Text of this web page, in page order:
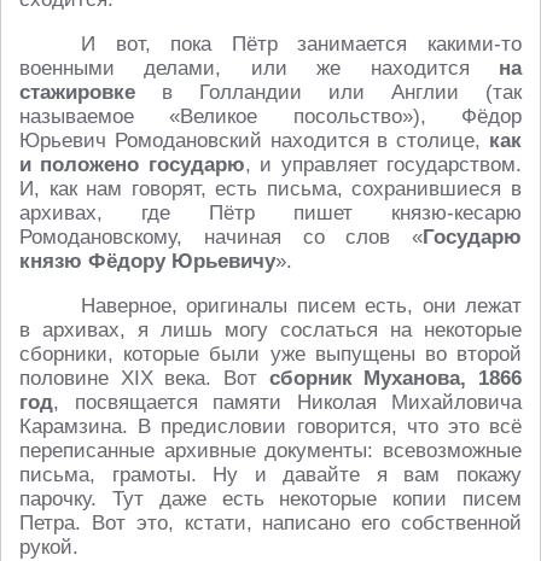
И вот, пока Пётр занимается какими-то
военными делами, или же находится на
стажировке в Голландии или Англии (так
называемое «Великое посольство»), Фёдор
Юрьевич Ромодановский находится в столице, как
и положено государю, и управляет государством.
И, как нам говорят, есть письма, сохранившиеся в
архивах, где Пётр пишет князю-кесарю
Ромодановскому, начиная со слов «Государю
князю Фёдору Юрьевичу».
Наверное, оригиналы писем есть, они лежат
в архивах, я лишь могу сослаться на некоторые
сборники, которые были уже выпущены во второй
половине XIX века. Вот сборник Муханова, 1866
год, посвящается памяти Николая Михайловича
Карамзина. В предисловии говорится, что это всё
переписанные архивные документы: всевозможные
письма, грамоты. Ну и давайте я вам покажу
парочку. Тут даже есть некоторые копии писем
Петра. Вот это, кстати, написано его собственной
рукой.